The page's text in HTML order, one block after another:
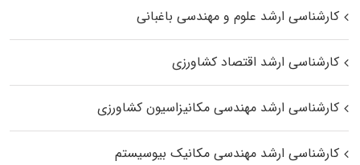
کارشناسی ارشد علوم و مهندسی باغبانی
کارشناسی ارشد اقتصاد کشاورزی
کارشناسی ارشد مهندسی مکانیزاسیون کشاورزی
کارشناسی ارشد مهندسی مکانیک بیوسیستم